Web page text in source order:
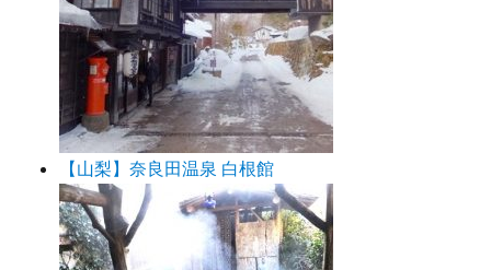
【山梨】奈良田温泉 白根館